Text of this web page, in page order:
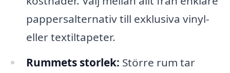
pappersalternativ till exklusiva vinyl-
eller textiltapeter.
Rummets storlek: Större rum tar